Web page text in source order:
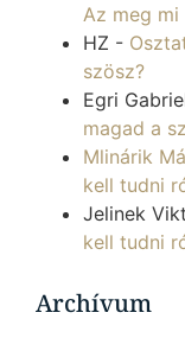
Az meg mi
HZ -
szösz?
Egri
magad a
Mlinárik
kell tudni
Jelinek
kell tudni
Archívum